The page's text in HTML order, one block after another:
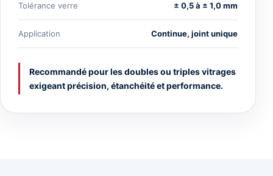
Tolérance verre ± 0,5 à ± 1,0 mm
Application Continue, joint unique
Recommandé pour les doubles ou triples vitrages
exigeant précision, étanchéité et performance.